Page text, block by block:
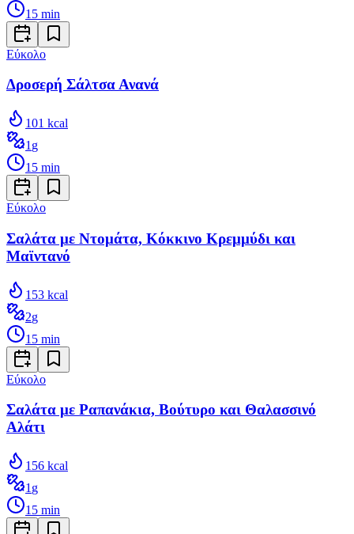
15 min
Εύκολο
Δροσερή Σάλτσα Ανανά
101 kcal
1 g
15 min
Εύκολο
Σαλάτα με Ντομάτα, Κόκκινο Κρεμμύδι και
Μαϊντανό
153 kcal
2g
15 min
Εύκολο
Σαλάτα με Ραπανάκια, Βούτυρο και Θαλασσινό
Αλάτι
156 kcal
1 g
15 min